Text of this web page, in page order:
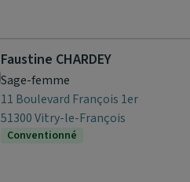
Faustine CHARDEY
Sage-femme
11 Boulevard François 1er
51300 Vitry-le-François
Conventionné